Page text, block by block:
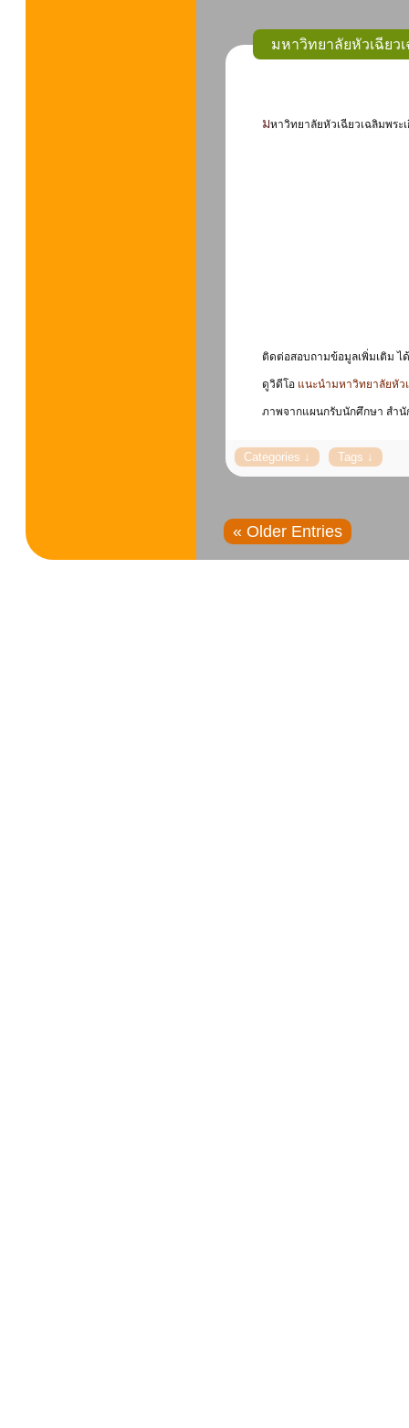
มหาวิทยาลัยหัวเฉียว
มหาวิทยาลัยหัวเฉียวเฉลิมพ
ติดต่อสอบถามข้อมูลเพิ่มเติม ไ
ดูวิดีโอ แนะนำมหาวิทยาลัยหัว
ภาพจากแผนกรับนักศึกษา สำนั
« Older Entries